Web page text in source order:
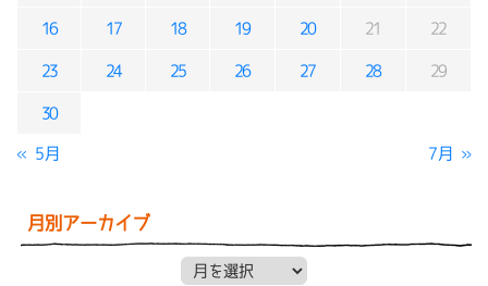
16 17 18 19 20 21 22
23 24 25 26 27 28 29
30
« 5月 7月 »
月別アーカイブ